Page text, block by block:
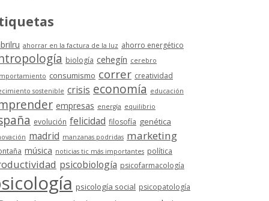
ahorrar en la factura de la luz ahorro energético
biología cehegín cerebro
consumismo correr creatividad
sostenible crisis economía educación
empresas energía equilibrio
evolución felicidad filosofía genética
madrid manzanas podridas marketing
música noticias tic más importantes política
psicobiología psicofarmacología
psicología social psicopatología